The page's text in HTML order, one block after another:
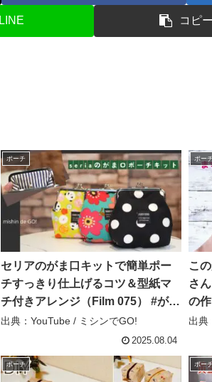
LINE コピー
ポーチ
セリアのがま口キットで簡単ポー
チすっきり仕上げるコツ＆型紙マ
チ付きアレンジ（Film 075） #がま
口 #マチ付き – ミシンでGO!
出典：YouTube / ミシンでGO!
2025.08.04
ポー
こ
さ
の
ジ
な
出典
ポーチ ポー